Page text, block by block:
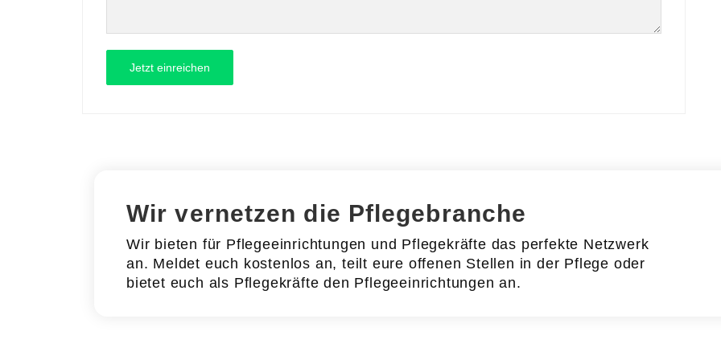
Wir vernetzen die Pflegebranche
Wir bieten für Pflegeeinrichtungen und Pflegekräfte das perfekte Netzwerk
an. Meldet euch kostenlos an, teilt eure offenen Stellen in der Pflege oder
bietet euch als Pflegekräfte den Pflegeeinrichtungen an.